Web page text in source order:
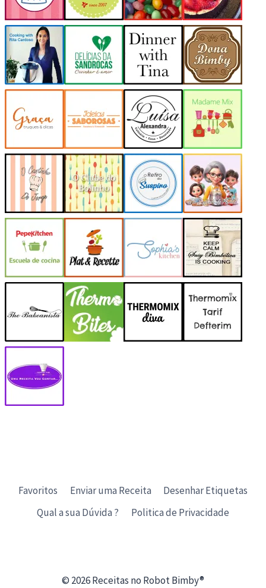
Favoritos Enviar uma Receita
Desenhar Etiquetas
Qual a sua Dúvida ?
Politica de Privacidade
© 2026 Receitas no Robot Bimby®